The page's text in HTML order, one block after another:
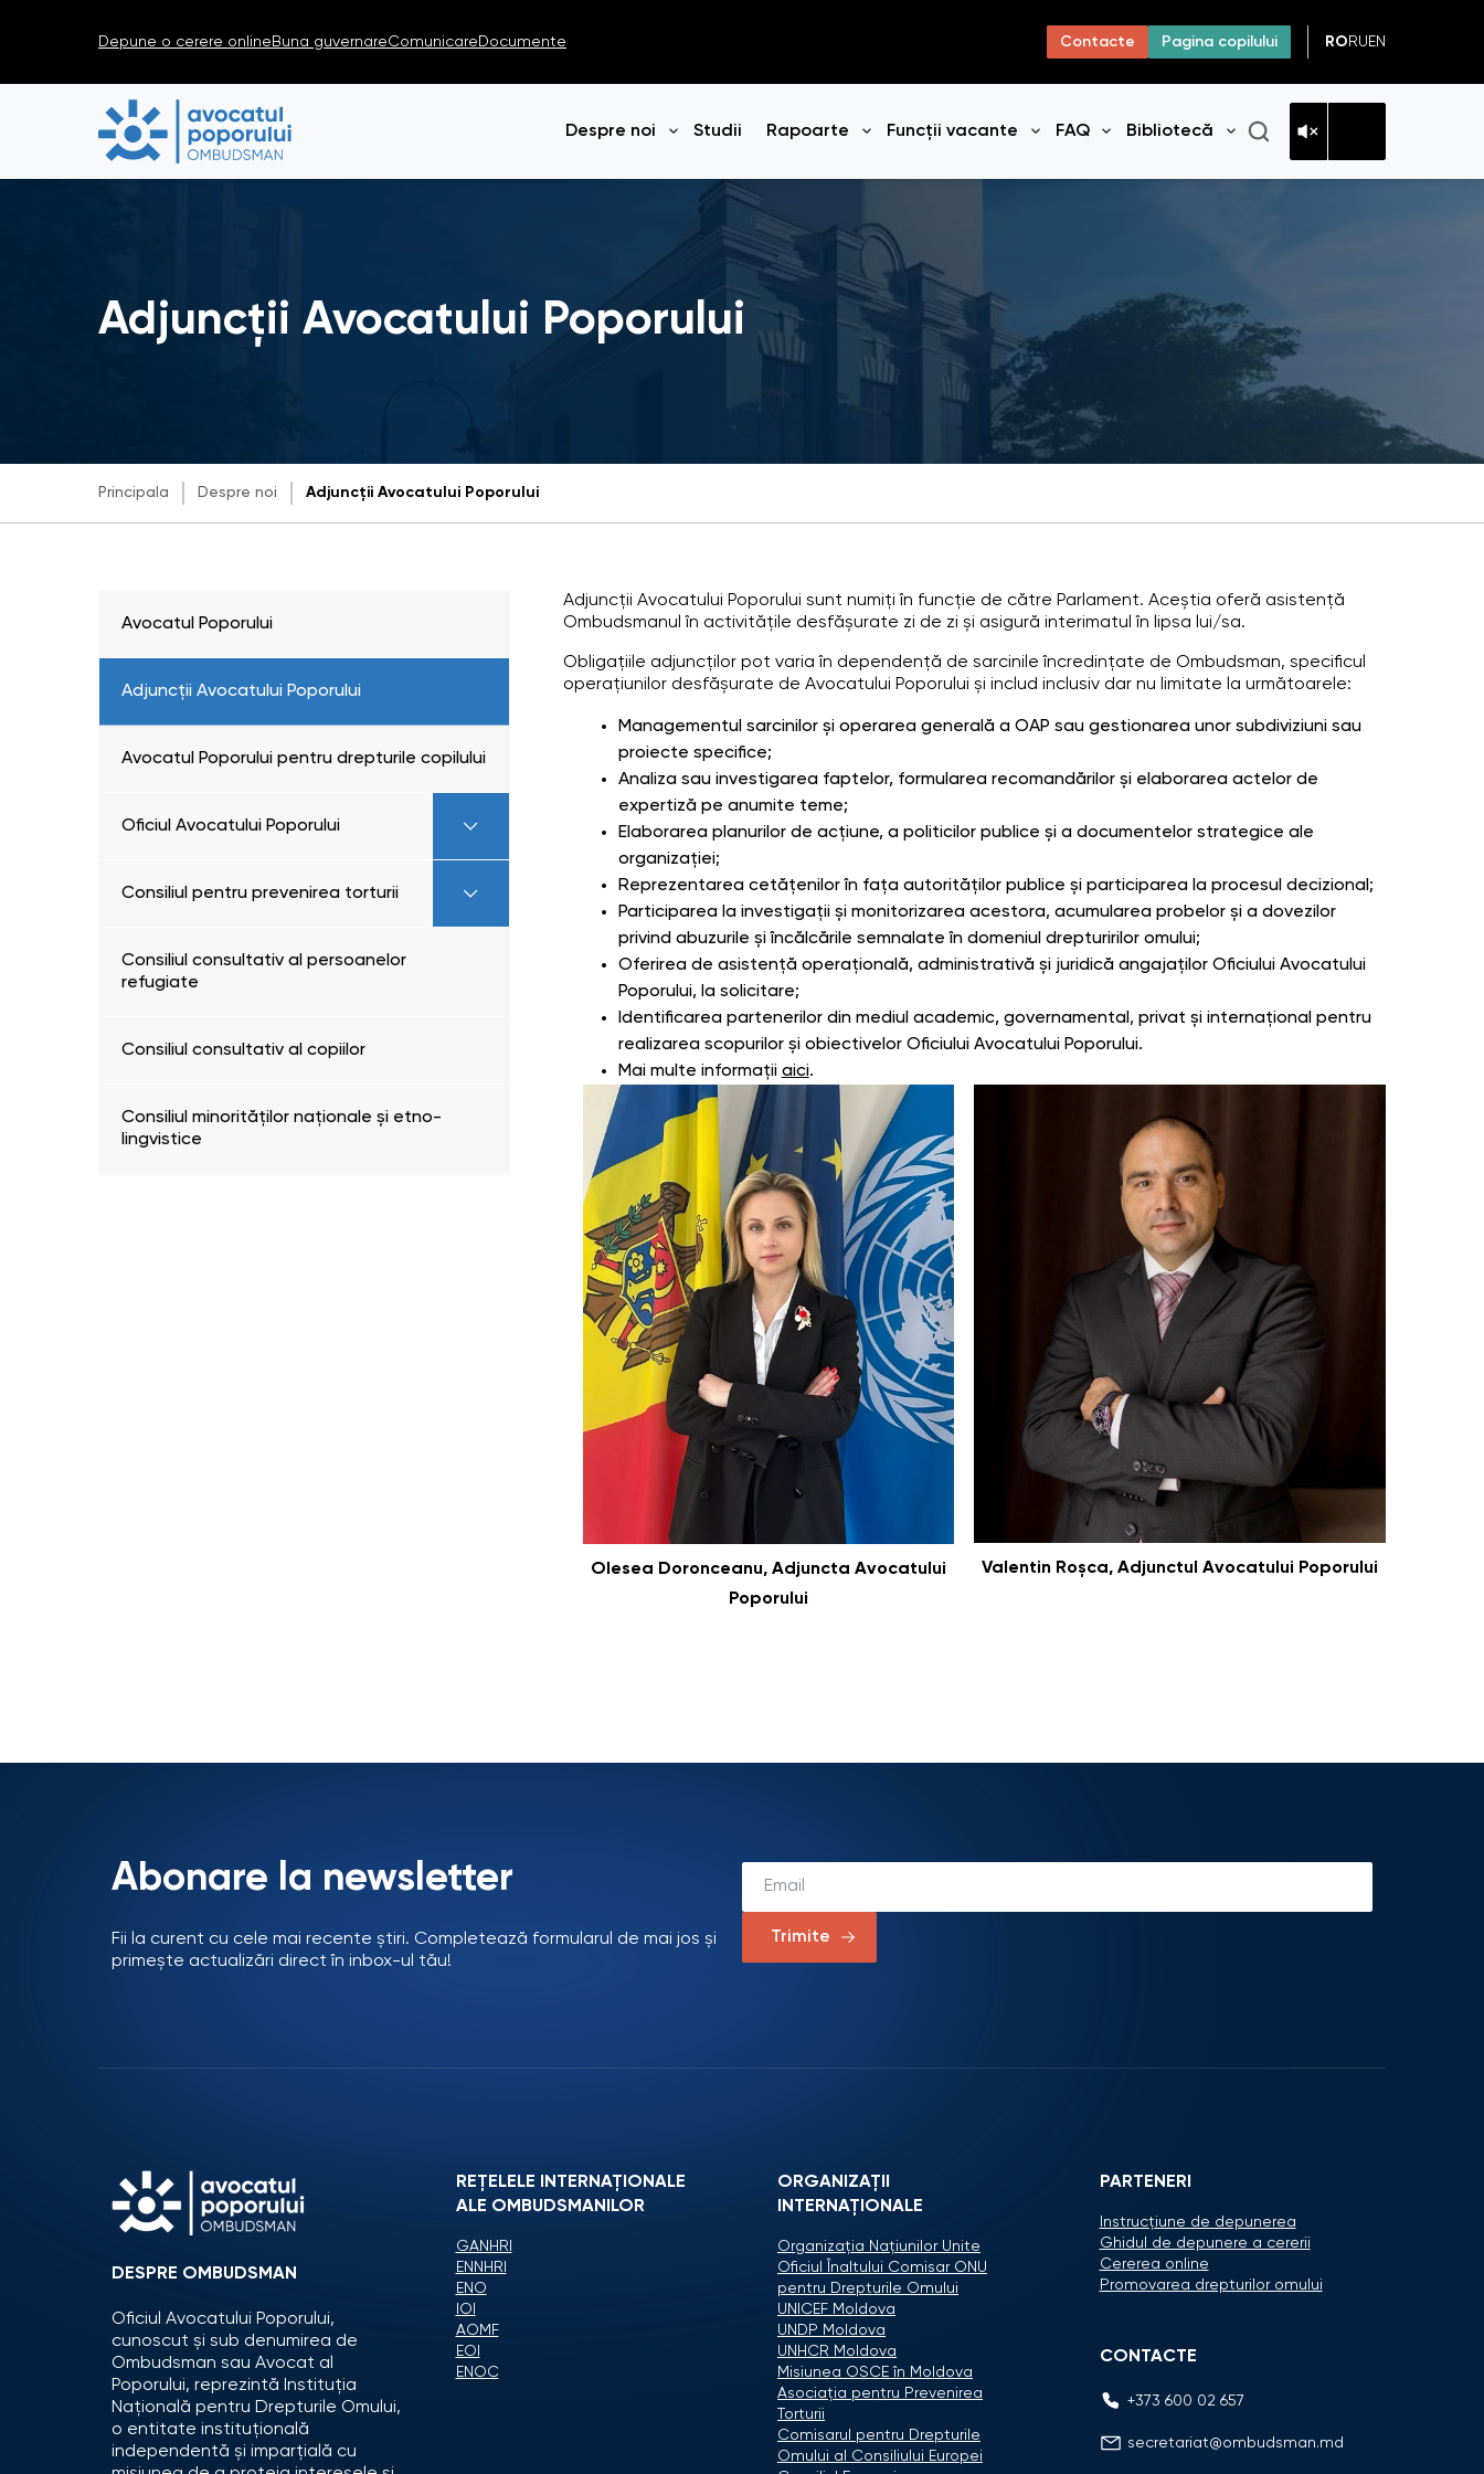
Depune o cerere online Buna guvernareComunicare Documente Contacte Pagina copilului RO RU EN
Despre noi
Deschide meniul
Studii Rapoarte
Deschide meniul
Funcții vacante FAQ
Deschide meniul
Bibliotecă
Deschide meniul
Adjuncții Avocatului Poporului
Principala Despre noi Adjuncții Avocatului Poporului
Adjuncții Avocatului Poporului sunt numiți în funcție de către Parlament. Aceștia oferă asistență
Ombudsmanul în activitățile desfășurate zi de zi și asigură interimatul în lipsa lui/sa.
Obligațiile adjuncților pot varia în dependență de sarcinile încredințate de Ombudsman, specificul
operațiunilor desfășurate de Avocatului Poporului și includ inclusiv dar nu limitate la următoarele:
Managementul sarcinilor și operarea generală a OAP sau gestionarea unor subdiviziuni sau
proiecte specifice;
Analiza sau investigarea faptelor, formularea recomandărilor și elaborarea actelor de
expertiză pe anumite teme;
Elaborarea planurilor de acțiune, a politicilor publice și a documentelor strategice ale
organizației;
Reprezentarea cetățenilor în fața autorităților publice și participarea la procesul decizional;
Participarea la investigații și monitorizarea acestora, acumularea probelor și a dovezilor
privind abuzurile și încălcările semnalate în domeniul drepturirilor omului;
Oferirea de asistență operațională, administrativă și juridică angajaților Oficiului Avocatului
Poporului, la solicitare;
Identificarea partenerilor din mediul academic, governamental, privat și internațional pentru
realizarea scopurilor și obiectivelor Oficiului Avocatului Poporului.
Mai multe informații aici.
Olesea Doronceanu, Adjuncta Avocatului
Poporului
Valentin Roșca, Adjunctul Avocatului Poporului
Avocatul Poporului
Adjuncții Avocatului Poporului
Avocatul Poporului pentru drepturile copilului
Oficiul Avocatului Poporului
Consiliul pentru prevenirea torturii
Consiliul consultativ al persoanelor
refugiate
Consiliul consultativ al copiilor
Consiliul minorităților naționale și etno-
lingvistice
Abonare la newsletter
Fii la curent cu cele mai recente știri. Completează formularul de mai jos și
primește actualizări direct în inbox-ul tău!
Trimite
DESPRE OMBUDSMAN
Oficiul Avocatului Poporului,
cunoscut și sub denumirea de
Ombudsman sau Avocat al
Poporului, reprezintă Instituția
Națională pentru Drepturile Omului,
o entitate instituțională
independentă și imparțială cu
REȚELELE INTERNAȚIONALE
ALE OMBUDSMANILOR
GANHRI
ENNHRI
ENO
IOI
AOMF
EOI
ENOC
ORGANIZAŢII
INTERNAŢIONALE
Organizaţia Naţiunilor Unite
Oficiul Înaltului Comisar ONU
pentru Drepturile Omului
UNICEF Moldova
UNDP Moldova
UNHCR Moldova
Misiunea OSCE în Moldova
Asociaţia pentru Prevenirea
Torturii
Comisarul pentru Drepturile
Omului al Consiliului Europei
PARTENERI
Instrucțiune de depunerea
Ghidul de depunere a cererii
Cererea online
Promovarea drepturilor omului
CONTACTE
+373 600 02 657
secretariat@ombudsman.md